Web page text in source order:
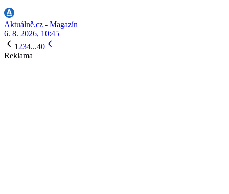
Aktuálně.cz - Magazín
6. 8. 2026, 10:45
1 234...40
Reklama